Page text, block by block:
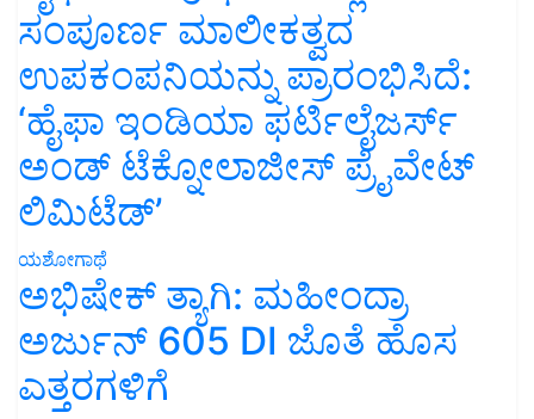
ಸಂಪೂರ್ಣ ಮಾಲೀಕತ್ವದ
ಉಪಕಂಪನಿಯನ್ನು ಪ್ರಾರಂಭಿಸಿದೆ:
‘ಹೈಫಾ ಇಂಡಿಯಾ ಫರ್ಟಿಲೈಜರ್ಸ್
ಅಂಡ್ ಟೆಕ್ನೋಲಾಜೀಸ್ ಪ್ರೈವೇಟ್
ಲಿಮಿಟೆಡ್’
ಯಶೋಗಾಥೆ
ಅಭಿಷೇಕ್ ತ್ಯಾಗಿ: ಮಹೀಂದ್ರಾ
ಅರ್ಜುನ್ 605 DI ಜೊತೆ ಹೊಸ
ಎತ್ತರಗಳಿಗೆ